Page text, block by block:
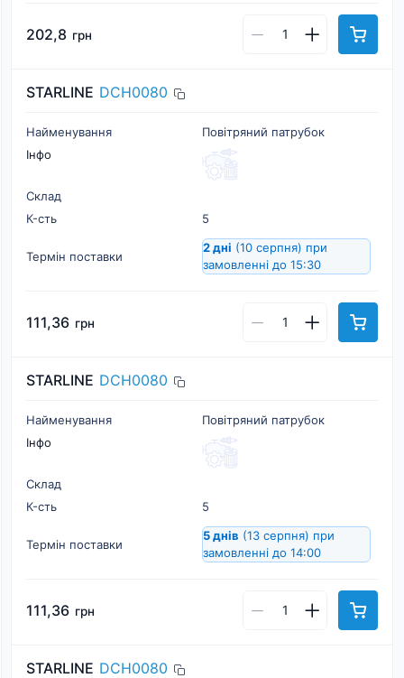
202,8 грн
STARLINE DCH0080
Найменування
Повітряний патрубок
Інфо
Склад
К-cть
5
Термін поставки
2 дні (10 серпня) при
замовленні до 15:30
111,36 грн
STARLINE DCH0080
Найменування
Повітряний патрубок
Інфо
Склад
К-cть
5
Термін поставки
5 днів (13 серпня) при
замовленні до 14:00
111,36 грн
STARLINE DCH0080